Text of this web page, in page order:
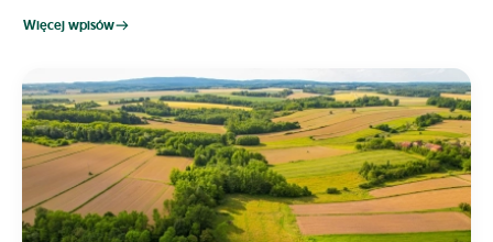
Więcej wpisów